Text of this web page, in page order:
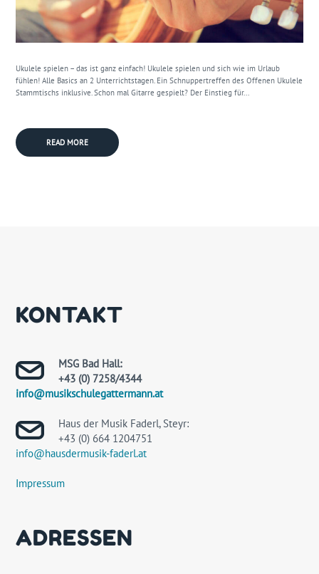
Ukulele spielen – das ist ganz einfach! Ukulele spielen und sich wie im Urlaub
fühlen! Alle Basics an 2 Unterrichtstagen. Ein Schnuppertreffen des Offenen Ukulele
Stammtischs inklusive. Schon mal Gitarre gespielt? Der Einstieg für...
READ MORE
KONTAKT
MSG Bad Hall:
+43 (0) 7258/4344
info@musikschulegattermann.at
Haus der Musik Faderl, Steyr:
+43 (0) 664 1204751
info@hausdermusik-faderl.at
Impressum
ADRESSEN